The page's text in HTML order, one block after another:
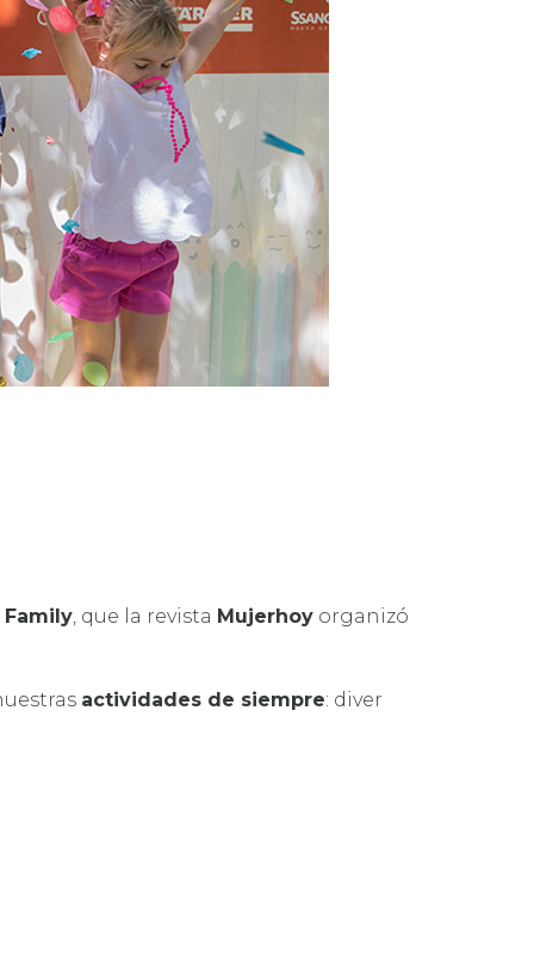
Family , que la revista Mujerhoy organizó
actividades de siempre: diver